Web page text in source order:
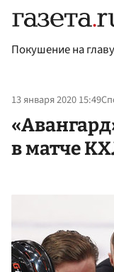
Покушение на
13 января 2020 15:49
в матче